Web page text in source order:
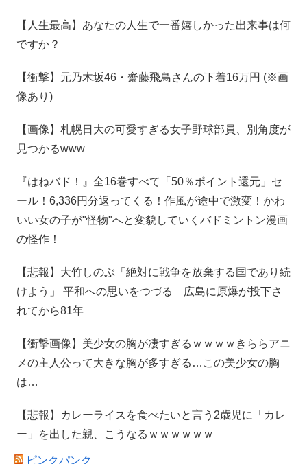
【人生最高】あなたの人生で一番嬉しかった出来事は何
ですか？
【衝撃】元乃木坂46・齋藤飛鳥さんの下着16万円 (※画
像あり)
【画像】札幌日大の可愛すぎる女子野球部員、別角度が
見つかるwww
『はねバド！』全16巻すべて「50％ポイント還元」セ
ール！6,336円分返ってくる！作風が途中で激変！かわ
いい女の子が"怪物"へと変貌していくバドミントン漫画
の怪作！
【悲報】大竹しのぶ「絶対に戦争を放棄する国であり続
けよう」 平和への思いをつづる 広島に原爆が投下さ
れてから81年
【衝撃画像】美少女の胸が凄すぎるｗｗｗｗきららアニ
メの主人公って大きな胸が多すぎる…この美少女の胸
は…
【悲報】カレーライスを食べたいと言う2歳児に「カレ
ー」を出した親、こうなるｗｗｗｗｗｗ
ピンクパンク